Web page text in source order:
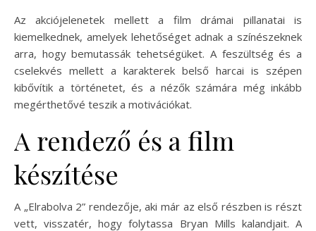
Az akciójelenetek mellett a film drámai pillanatai is
kiemelkednek, amelyek lehetőséget adnak a színészeknek
arra, hogy bemutassák tehetségüket. A feszültség és a
cselekvés mellett a karakterek belső harcai is szépen
kibővítik a történetet, és a nézők számára még inkább
megérthetővé teszik a motivációkat.
A rendező és a film
készítése
A „Elrabolva 2” rendezője, aki már az első részben is részt
vett, visszatér, hogy folytassa Bryan Mills kalandjait. A